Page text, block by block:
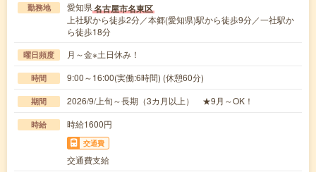
勤務地 愛知県名古屋市名東区
上社駅から徒歩2分／本郷(愛知県)駅から徒歩9分／一社駅か
ら徒歩18分
曜日頻度 月～金※土日休み！
時間 9:00～16:00(実働:6時間) (休憩60分)
期間 2026/9/上旬～長期（3カ月以上） ★9月～OK！
時給 時給1600円
交通費
交通費支給